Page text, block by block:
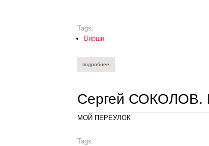
Tags:
Вирши
подробнее
Сергей СОКОЛОВ.
МОЙ ПЕРЕУЛОК
Tags: